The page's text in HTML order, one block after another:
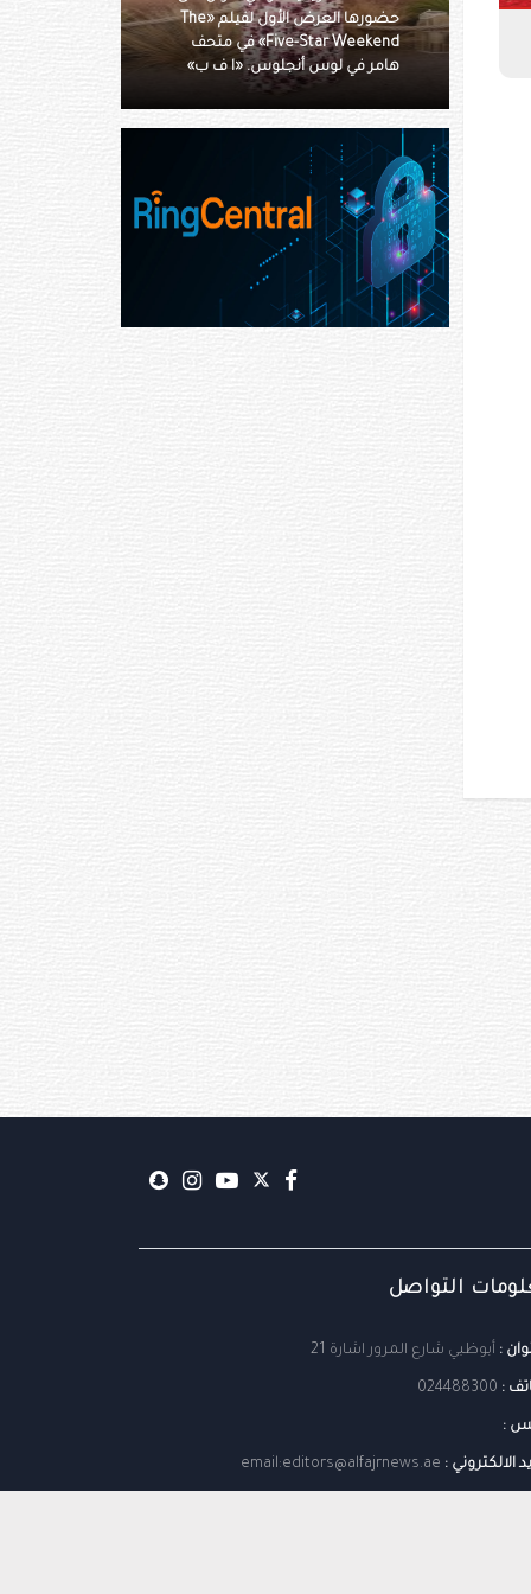
حضورها العرض الأول لفيلم «The
Five-Star Weekend» في متحف
هامر في لوس أنجلوس. «ا ف ب»
التواصل
: أبوظبي شارع المرور اشارة 21
:
024488300
:
الالكتروني : email:editors@alfajrnews.ae